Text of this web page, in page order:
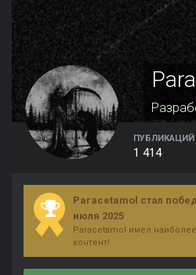
ПУБЛИКАЦИЙ
1 414
Paracetamol стал
июля 2025
Paracetamol имел
контент!